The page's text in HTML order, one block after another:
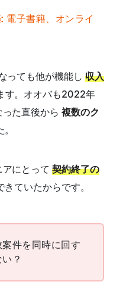
電子書籍、オンライ
っても他が機能し 収入
す。オオバも2022年
た直後から 複数のク
アにとって契約終了の
きていたからです。
件を同時に回す
？